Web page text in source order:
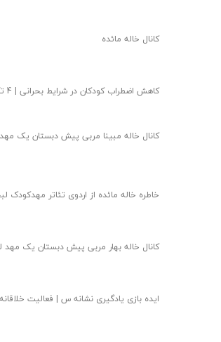
کانال خاله مائده
کاهش اضطراب کودکان در شرایط بحرانی | 4 تکنیک طلایی
کانال خاله مبینا مربی پیش دبستان یک
خاطره خاله مائده از اردوی تئاتر مهدکودک
کانال خاله بهار مربی پیش دبستان یک مهد
ایده بازی یادگیری نشانه س | فعالیت